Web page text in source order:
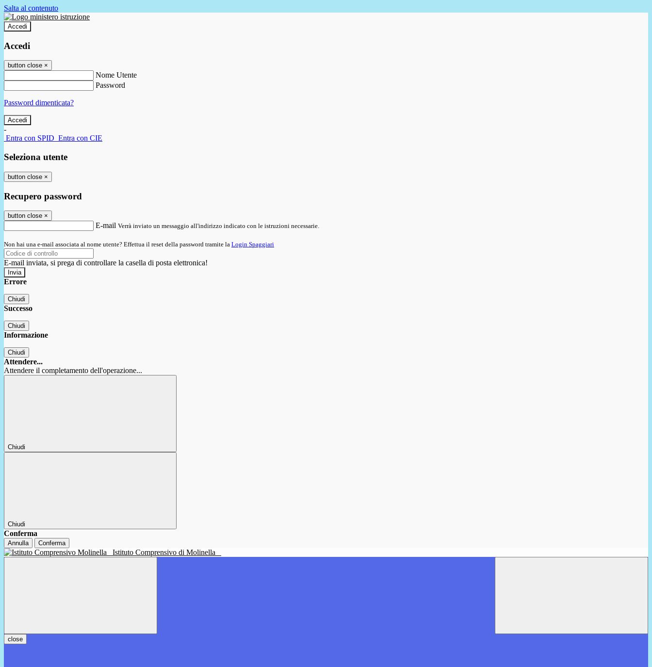
Salta al contenuto
Accedi
Accedi
button close ×
Nome Utente
Password
Password dimenticata?
-
Entra con SPID Entra con CIE
Seleziona utente
button close ×
Recupero password
button close ×
E-mail Verrà inviato un messaggio all'indirizzo indicato con le istruzioni necessarie.
Non hai una e-mail associata al nome utente? Effettua il reset della password tramite la Login Spaggiari
E-mail inviata, si prega di controllare la casella di posta elettronica!
Errore
Chiudi
Successo
Chiudi
Informazione
Chiudi
Attendere...
Attendere il completamento dell'operazione...
Chiudi
Chiudi
Conferma
Annulla Conferma
Istituto Comprensivo di Molinella
close